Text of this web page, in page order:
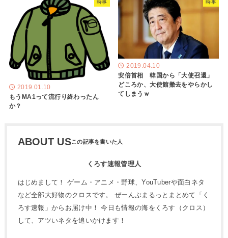
時事
2019.01.10
もうMA1って流行り終わったん
か？
時事
2019.04.10
安倍首相 韓国から「大使召還」
どころか、大使館撤去をやらかし
てしまうｗ
ABOUT US
くろす速報管理人
はじめまして！ ゲーム・アニメ・野球、YouTuberや面白ネタ
など全部大好物のクロスです。 ぜーんぶまるっとまとめて「く
ろす速報」からお届け中！ 今日も情報の海をくろす（クロス）
して、アツいネタを追いかけます！